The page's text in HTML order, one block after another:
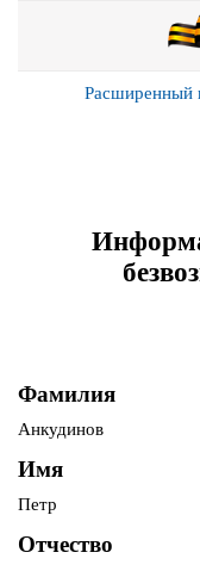
Расширенный
Фамилия
Анкудинов
Имя
Петр
Отчество